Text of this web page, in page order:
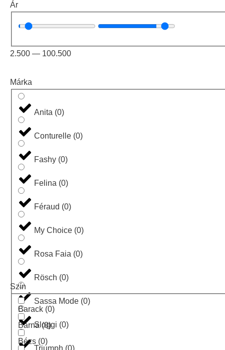
Ár
2.500 — 100.500
Márka
Anita (0)
Conturelle (0)
Fashy (0)
Felina (0)
Féraud (0)
My Choice (0)
Rosa Faia (0)
Rösch (0)
Sassa Mode (0)
Sloggi (0)
Triumph (0)
Szín
Barack (0)
Barna (0)
Bézs (0)